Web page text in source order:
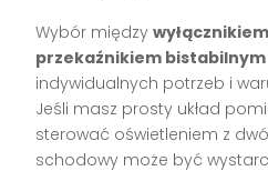
Wybór między
przekaźnikiem bistabilnym
indywidualnych potrzeb i
Jeśli masz prosty układ
sterować oświetleniem z
schodowy może być